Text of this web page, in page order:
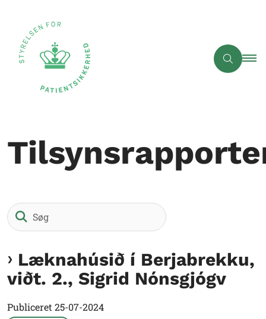
Læknahúsið í Berjabrekku,
viðt. 2., Sigrid Nónsgjógv
Publiceret 25-07-2024